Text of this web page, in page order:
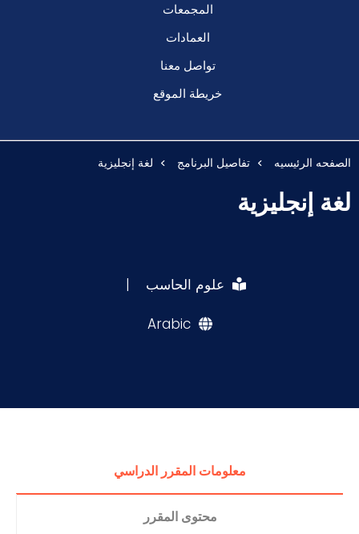
المجمعات
العمادات
تواصل معنا
خريطة الموقع
الصفحه الرئيسيه تفاصيل البرنامج لغة إنجليزية
لغة إنجليزية
علوم الحاسب |
Arabic
معلومات المقرر الدراسي
محتوى المقرر